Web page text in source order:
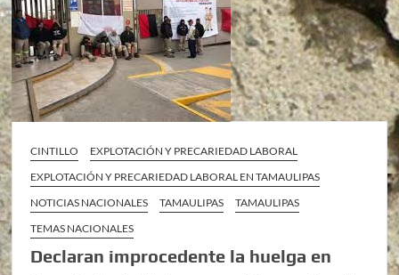
CINTILLO
EXPLOTACIÓN Y PRECARIEDAD LABORAL
EXPLOTACIÓN Y PRECARIEDAD LABORAL EN TAMAULIPAS
NOTICIAS NACIONALES
TAMAULIPAS
TAMAULIPAS
TEMAS NACIONALES
Declaran improcedente la huelga en